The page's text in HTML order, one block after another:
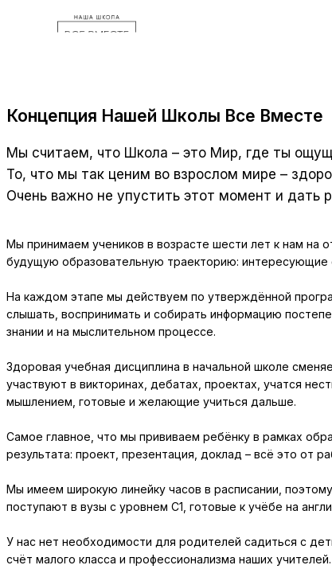
Концепция Нашей Школы Все Вместе
Мы считаем, что Школа – это Мир, где ты
То, что мы так ценим во взрослом мире –
Очень важно не упустить этот момент и дать
Мы принимаем учеников в возрасте шести лет к нам на
будущую образовательную траекторию: интересующие
На каждом этапе мы действуем по утверждённой
слышать, воспринимать и собирать информацию
знании и на мыслительном процессе.
Здоровая учебная дисциплина в начальной школе
участвуют в викторинах, дебатах, проектах, учатся
мышлением, готовые и желающие учиться дальше.
Самое главное, что мы прививаем ребёнку в рамках
результата: проект, презентация, доклад – всё это от
Мы имеем широкую линейку часов в расписании,
поступают в вузы с уровнем С1, готовые к учёбе на
У нас нет необходимости для родителей садиться с
счёт малого класса и профессионализма наших